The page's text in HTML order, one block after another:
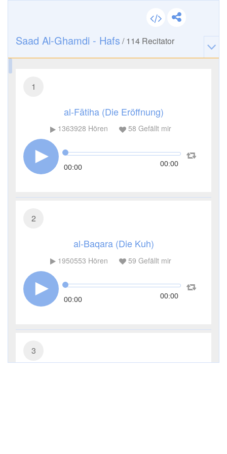
Saad Al-Ghamdi - Hafs /114 Recitator
1
al-Fātiha (Die Eröffnung)
1363928 Hören 58 Gefällt mir
00:00 00:00
2
al-Baqara (Die Kuh)
1950553 Hören 59 Gefällt mir
00:00 00:00
3